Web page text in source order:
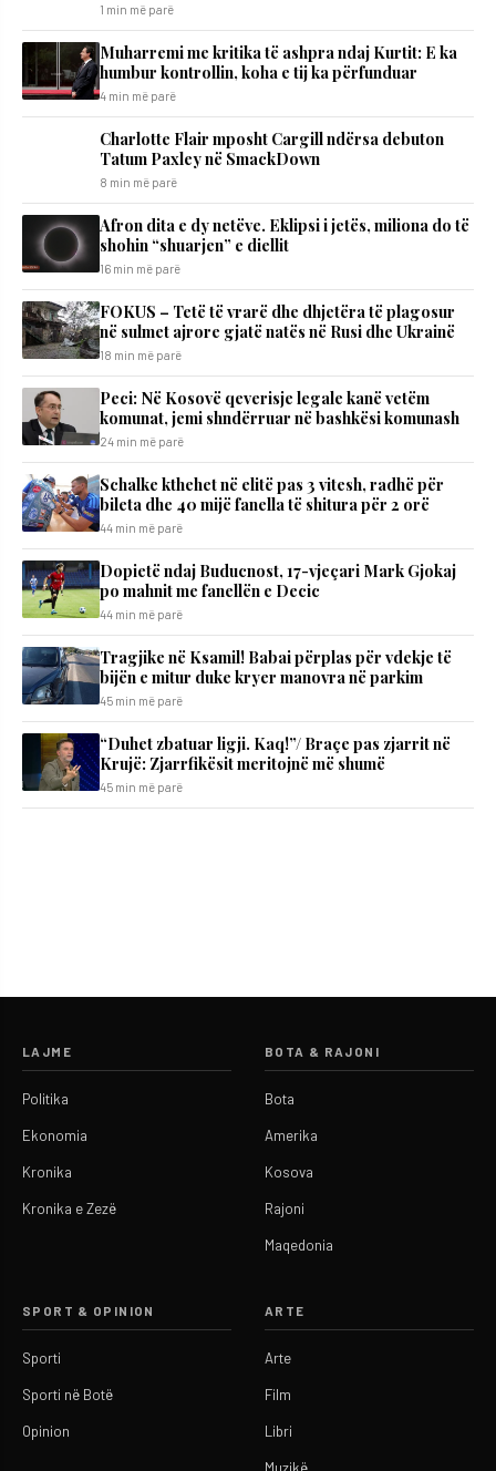
1 min më parë
Muharremi me kritika të ashpra ndaj Kurtit: E ka
humbur kontrollin, koha e tij ka përfunduar
4 min më parë
Charlotte Flair mposht Cargill ndërsa debuton
Tatum Paxley në SmackDown
8 min më parë
Afron dita e dy netëve. Eklipsi i jetës, miliona do të
shohin “shuarjen” e diellit
16 min më parë
FOKUS – Tetë të vrarë dhe dhjetëra të plagosur
në sulmet ajrore gjatë natës në Rusi dhe Ukrainë
18 min më parë
Peci: Në Kosovë qeverisje legale kanë vetëm
komunat, jemi shndërruar në bashkësi komunash
24 min më parë
Schalke kthehet në elitë pas 3 vitesh, radhë për
bileta dhe 40 mijë fanella të shitura për 2 orë
44 min më parë
Dopietë ndaj Buducnost, 17-vjeçari Mark Gjokaj
po mahnit me fanellën e Decic
44 min më parë
Tragjike në Ksamil! Babai përplas për vdekje të
bijën e mitur duke kryer manovra në parkim
45 min më parë
“Duhet zbatuar ligji. Kaq!”/ Braçe pas zjarrit në
Krujë: Zjarrfikësit meritojnë më shumë
45 min më parë
LAJME
Politika
Ekonomia
Kronika
Kronika e Zezë
BOTA & RAJONI
Bota
Amerika
Kosova
Rajoni
Maqedonia
SPORT & OPINION
Sporti
Sporti në Botë
Opinion
ARTE
Arte
Film
Libri